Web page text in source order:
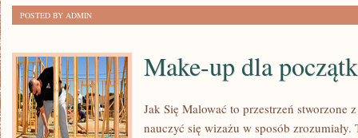
POSTED BY ADMIN
Make-up dla
Jak Się Malować to przestrzeń stworzone
nauczyć się wizażu w sposób